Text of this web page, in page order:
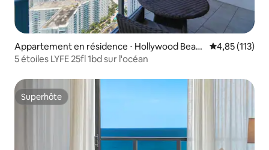
Appartement en résidence ⋅ Hollywood Beac
h
Évaluation
4,85 (113)
5 étoiles LYFE 25fl 1bd sur l'océan
Superhôte
Superhôte